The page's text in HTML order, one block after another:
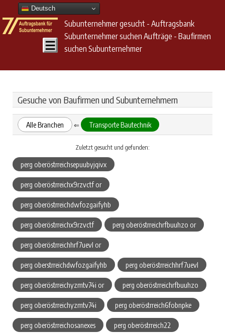
Deutsch
Subunternehmer gesucht - Auftragsbank
Subunternehmer suchen Aufträge - Baufirmen
suchen Subunternehmer
Gesuche von Baufirmen und Subunternehmern
Alle Branchen ⇐ Transporte Bautechnik
Zuletzt gesucht und gefunden:
perg oberöstrreichsepuubyjqivx
perg oberöstrreichx9rzvctf or
perg oberöstrreichdwfozgaifyhb
perg oberöstrreichx9rzvctf perg oberöstrreichrfbuuhzo or
perg oberöstrreichhrf7uevl or
perg oberstrreichdwfozgaifyhb perg oberöstrreichhrf7uevl
perg oberöstrreichyzmtv74i or perg oberöstrreichrfbuuhzo
perg oberöstrreichyzmtv74i perg oberöstrreich6fobnpke
perg oberöstrreichosanexes perg oberöstrreich22